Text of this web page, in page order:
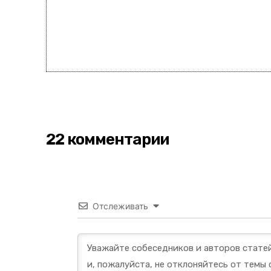
22 комментарии
Отслеживать